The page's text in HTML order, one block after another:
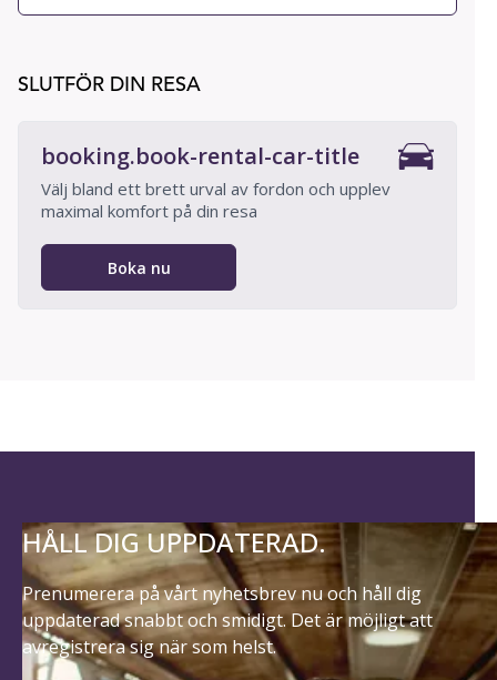
SLUTFÖR DIN RESA
booking.book-rental-car-title
Välj bland ett brett urval av fordon och upplev
maximal komfort på din resa
Boka nu
HÅLL DIG UPPDATERAD.
Prenumerera på vårt nyhetsbrev nu och håll dig
uppdaterad snabbt och smidigt. Det är möjligt att
avregistrera sig när som helst.